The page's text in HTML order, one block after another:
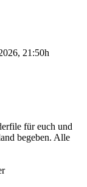
21:50h
für euch und
begeben. Alle